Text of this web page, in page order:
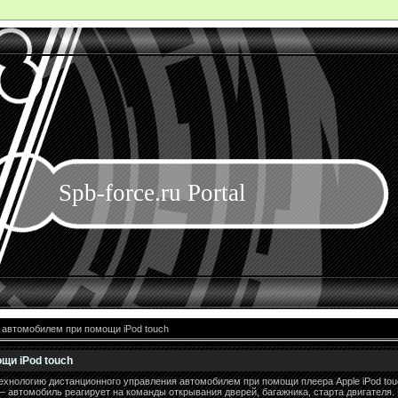
Spb-force.ru Portal
при помощи iPod touch
iPod touch
дистанционного управления автомобилем при помощи плеера Apple iPod
реагирует на команды открывания дверей, багажника, старта